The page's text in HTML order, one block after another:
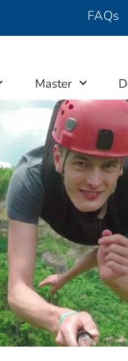
FAQs
Master